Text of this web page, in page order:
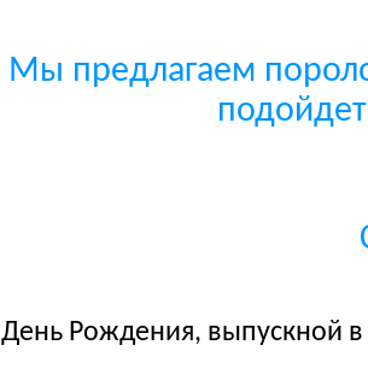
Мы предлагаем
День Рождения, выпускной